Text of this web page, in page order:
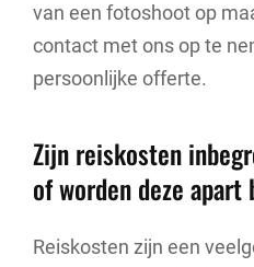
van een fotoshoot op
contact met ons op te
persoonlijke offerte.
Zijn reiskosten
of worden deze apart
Reiskosten zijn een